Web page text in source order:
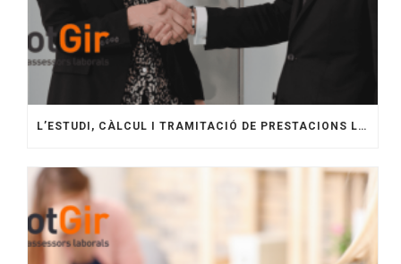
L’ESTUDI, CÀLCUL I TRAMITACIÓ DE PRESTACIONS LABORALS A GIRONA: GUIA COMPLETA PER A EMPRESES.